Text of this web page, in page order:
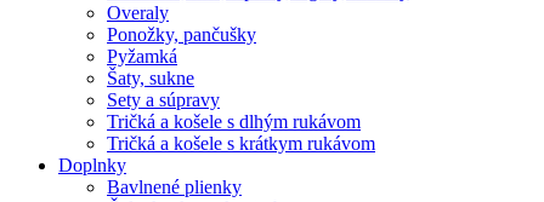
Overaly
Ponožky, pančušky
Pyžamká
Šaty, sukne
Sety a súpravy
Tričká a košele s dlhým rukávom
Tričká a košele s krátkym rukávom
Doplnky
Bavlnené plienky